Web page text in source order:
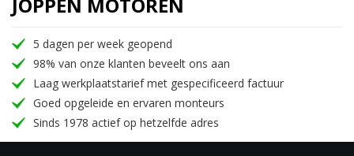
JOPPEN MOTOREN
5 dagen per week geopend
98% van onze klanten beveelt ons aan
Laag werkplaatstarief met gespecificeerd factuur
Goed opgeleide en ervaren monteurs
Sinds 1978 actief op hetzelfde adres